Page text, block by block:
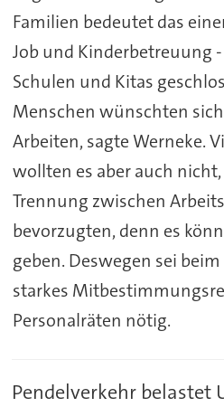
Familien bedeutet das
Job und Kinderbetreuung
Schulen und Kitas
Menschen wünschten
Arbeiten, sagte Werneke.
wollten es aber auch
Trennung zwischen
bevorzugten, denn es
geben. Deswegen sei
starkes
Personalräten nötig.
Pendelverkehr belastet